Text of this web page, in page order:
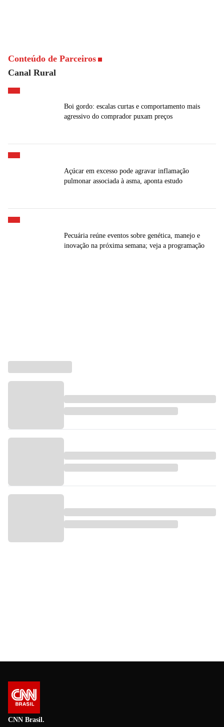
Conteúdo de Parceiros
Canal Rural
Boi gordo: escalas curtas e comportamento mais
agressivo do comprador puxam preços
Açúcar em excesso pode agravar inflamação
pulmonar associada à asma, aponta estudo
Pecuária reúne eventos sobre genética, manejo e
inovação na próxima semana; veja a programação
CNN Brasil.